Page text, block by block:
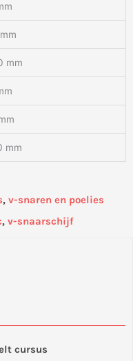
mm
mm
, v-snaren en poelies
, v-snaarschijf
cursus